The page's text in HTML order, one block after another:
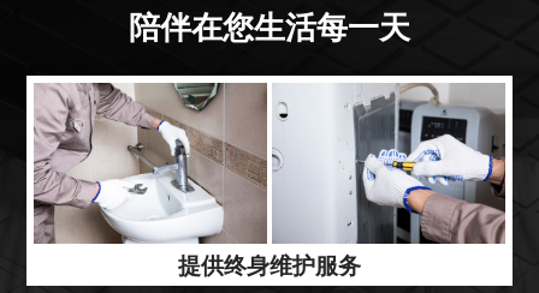
陪伴在您生活每一天
提供终身维护服务